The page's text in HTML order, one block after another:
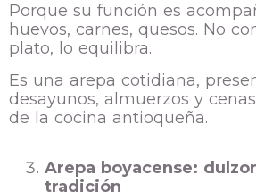
Porque su función es
huevos, carnes, quesos. No
plato, lo equilibra.
Es una arepa cotidiana,
desayunos, almuerzos y
de la cocina antioqueña.
Arepa boyacense:
tradición